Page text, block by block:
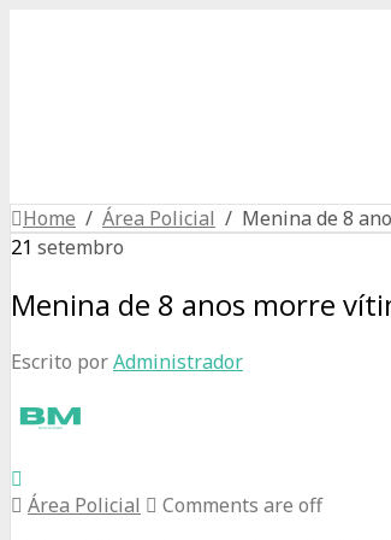
Home / Área Policial / Menina de 8
21 setembro
Menina de 8 anos morre
Escrito porAdministrador
Área Policial
Comments are off